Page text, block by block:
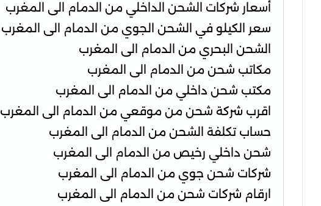
أسعار شركات الشحن الداخلي من الدمام الى المغرب
سعر الكيلو في الشحن الجوي من الدمام الى المغرب
الشحن البحري من الدمام الى المغرب
مكاتب شحن من الدمام الى المغرب
مكتب شحن داخلي من الدمام الى المغرب
اقرب شركة شحن من موقعي من الدمام الى المغرب
حساب تكلفة الشحن من الدمام الى المغرب
شحن داخلي رخيص من الدمام الى المغرب
شركات شحن جوي من الدمام الى المغرب
ارقام شركات شحن من الدمام الى المغرب